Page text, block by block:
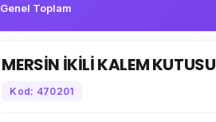
Genel Toplam
MERSİN İKİLİ KALEM KUTUSU
Kod: 470201